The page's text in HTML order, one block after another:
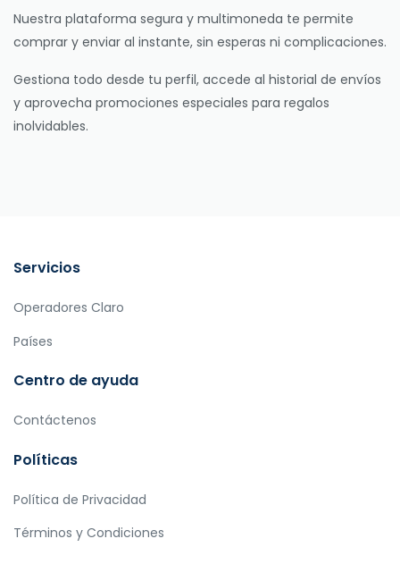
Nuestra plataforma segura y multimoneda te permite
comprar y enviar al instante, sin esperas ni complicaciones.
Gestiona todo desde tu perfil, accede al historial de envíos
y aprovecha promociones especiales para regalos
inolvidables.
Servicios
Operadores Claro
Países
Centro de ayuda
Contáctenos
Políticas
Política de Privacidad
Términos y Condiciones